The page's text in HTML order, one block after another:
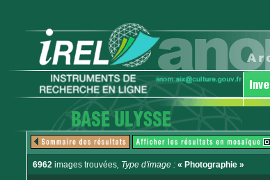
6962 images trouvées, Type d'image : « Photographie »